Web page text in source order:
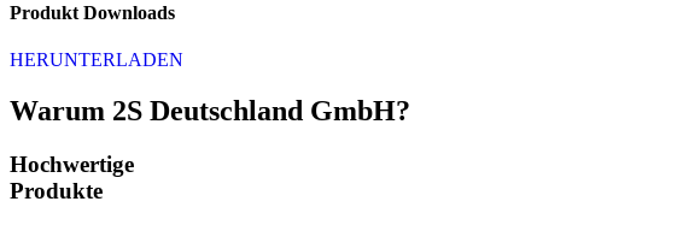
Produkt Downloads
HERUNTERLADEN
Warum 2S Deutschland GmbH?
Hochwertige
Produkte